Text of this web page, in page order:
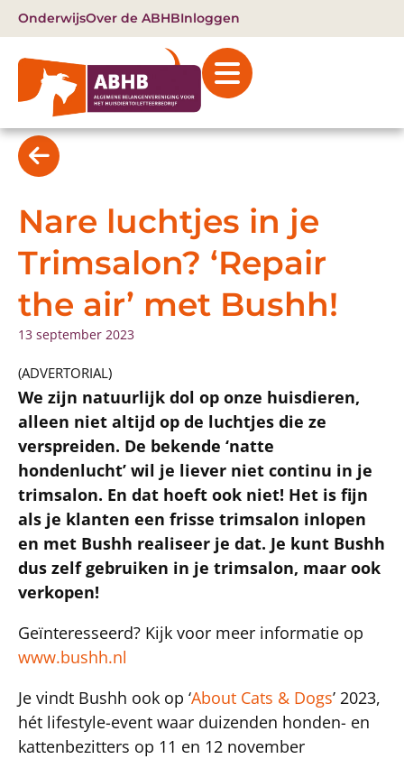
OnderwijsOver de ABHBInloggen
Nare luchtjes in je
Trimsalon? ‘Repair
the air’ met Bushh!
13 september 2023
(ADVERTORIAL)
We zijn natuurlijk dol op onze huisdieren,
alleen niet altijd op de luchtjes die ze
verspreiden. De bekende ‘natte
hondenlucht’ wil je liever niet continu in je
trimsalon. En dat hoeft ook niet! Het is fijn
als je klanten een frisse trimsalon inlopen
en met Bushh realiseer je dat. Je kunt Bushh
dus zelf gebruiken in je trimsalon, maar ook
verkopen!
Geïnteresseerd? Kijk voor meer informatie op
www.bushh.nl
Je vindt Bushh ook op ‘About Cats & Dogs’ 2023,
hét lifestyle-event waar duizenden honden- en
kattenbezitters op 11 en 12 november